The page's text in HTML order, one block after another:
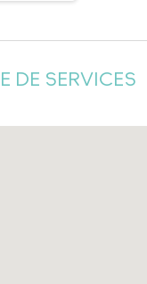
DE SERVICES